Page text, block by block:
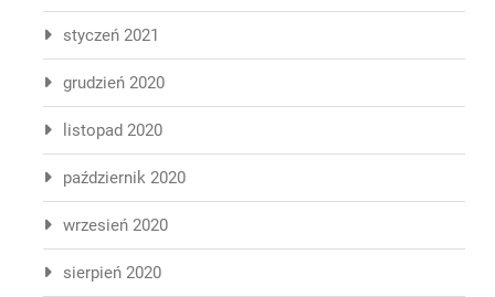
styczeń 2021
grudzień 2020
listopad 2020
październik 2020
wrzesień 2020
sierpień 2020